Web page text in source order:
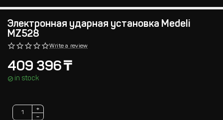
Электронная ударная установка Medeli
MZ528
Write a review
409 396₸
in stock
+
−